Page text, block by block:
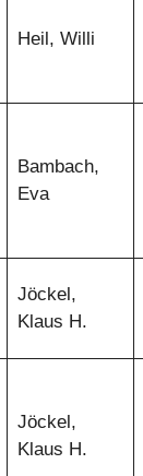
Heil, Willi
Bambach,
Eva
Jöckel,
Klaus H.
Jöckel,
Klaus H.